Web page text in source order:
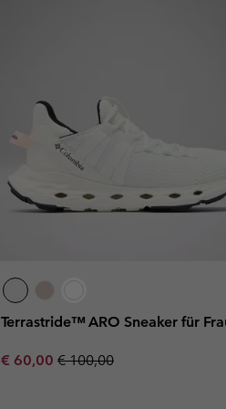
Terrastride™ ARO Sneaker für
Sale price:
€ 60,00 Regular price:
€ 100,00